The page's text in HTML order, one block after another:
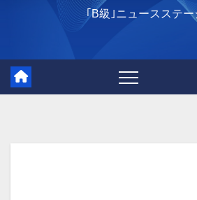
｢B級｣ニュースステー